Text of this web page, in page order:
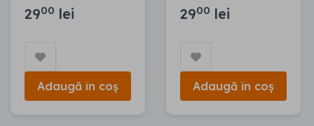
2900 lei
Adaugă în coș
2900 lei
Adaugă în coș